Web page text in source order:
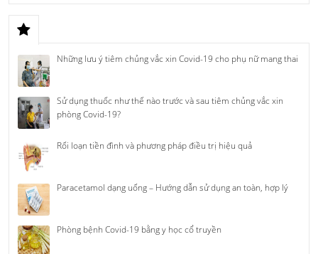
Những lưu ý tiêm chủng vắc xin Covid-19 cho phụ nữ mang thai
Sử dụng thuốc như thế nào trước và sau tiêm chủng vắc xin
phòng Covid-19?
Rối loạn tiền đình và phương pháp điều trị hiệu quả
Paracetamol dạng uống – Hướng dẫn sử dụng an toàn, hợp lý
Phòng bệnh Covid-19 bằng y học cổ truyền